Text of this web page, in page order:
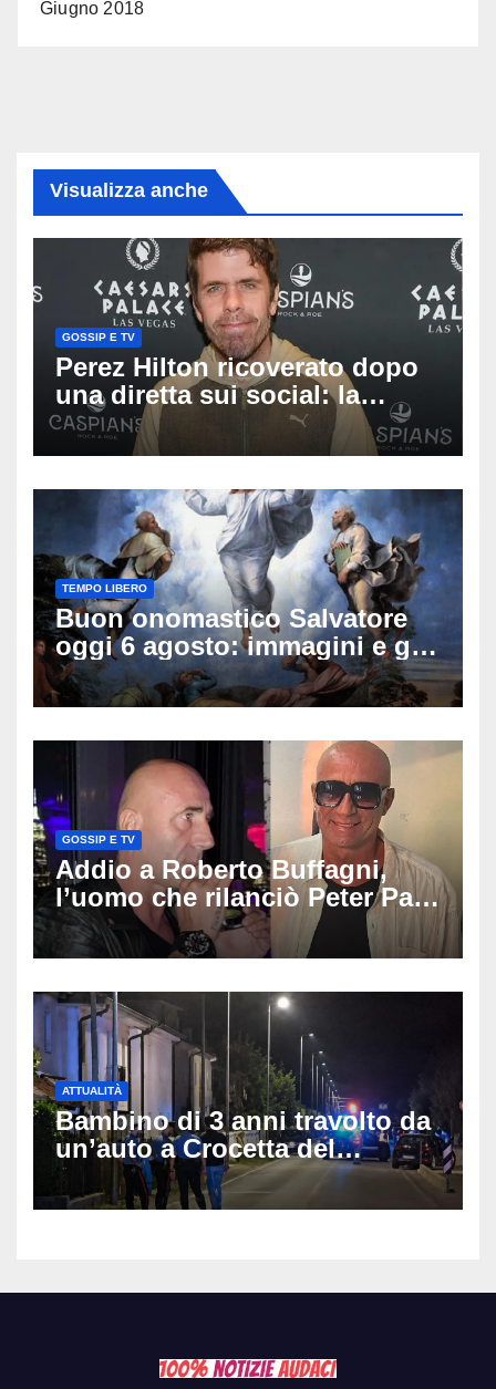
Giugno 2018
Visualizza anche
GOSSIP E TV
Perez Hilton ricoverato dopo
una diretta sui social: la
famiglia rompe il silenzio
sulle sue condizioni
TEMPO LIBERO
Buon onomastico Salvatore
oggi 6 agosto: immagini e gif
di auguri da condividere
GOSSIP E TV
Addio a Roberto Buffagni,
l’uomo che rilanciò Peter Pan
e Villa delle Rose: aveva 59
anni
ATTUALITÀ
Bambino di 3 anni travolto da
un’auto a Crocetta del
Montello: è gravissimo,
trasportato in elicottero a